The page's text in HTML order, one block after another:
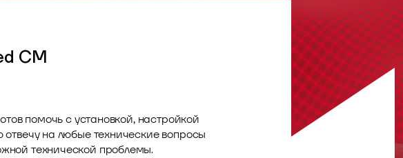
СМ
помочь с установкой, настройкой
на любые технические вопросы
технической проблемы.